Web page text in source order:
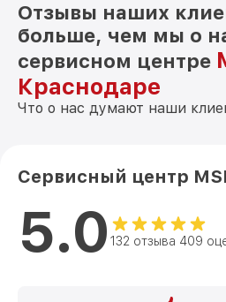
Отзывы наших
больше, чем мы о
сервисном центре
Краснодаре
Что о нас думают наши
Сервисный центр MSI
5.0 132 отзыва 409